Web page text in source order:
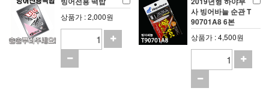
상품가 : 2,000원
사 빙어바늘 순관 T
90701A8 6본
상품가 : 4,500원